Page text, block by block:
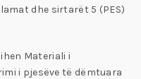
dhe sirtarët 5 (PES)
Materiali i
i pjesëve të dëmtuara